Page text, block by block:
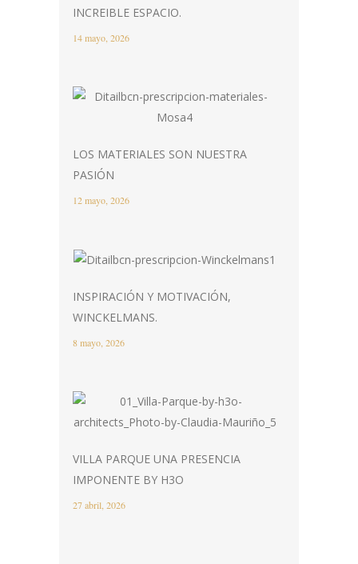
INCREIBLE ESPACIO.
14 mayo, 2026
LOS MATERIALES SON NUESTRA
PASIÓN
12 mayo, 2026
INSPIRACIÓN Y MOTIVACIÓN,
WINCKELMANS.
8 mayo, 2026
VILLA PARQUE UNA PRESENCIA
IMPONENTE BY H3O
27 abril, 2026